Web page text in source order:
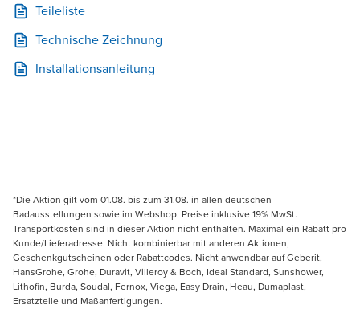
Teileliste
Technische Zeichnung
Installationsanleitung
*Die Aktion gilt vom 01.08. bis zum 31.08. in allen deutschen
Badausstellungen sowie im Webshop. Preise inklusive 19% MwSt.
Transportkosten sind in dieser Aktion nicht enthalten. Maximal ein Rabatt pro
Kunde/Lieferadresse. Nicht kombinierbar mit anderen Aktionen,
Geschenkgutscheinen oder Rabattcodes. Nicht anwendbar auf Geberit,
HansGrohe, Grohe, Duravit, Villeroy & Boch, Ideal Standard, Sunshower,
Lithofin, Burda, Soudal, Fernox, Viega, Easy Drain, Heau, Dumaplast,
Ersatzteile und Maßanfertigungen.